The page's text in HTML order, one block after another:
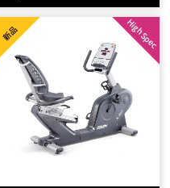
High Spec
新品